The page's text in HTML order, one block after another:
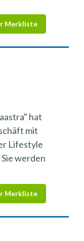
Merkliste
hat
mit
Lifestyle
werden
Merkliste